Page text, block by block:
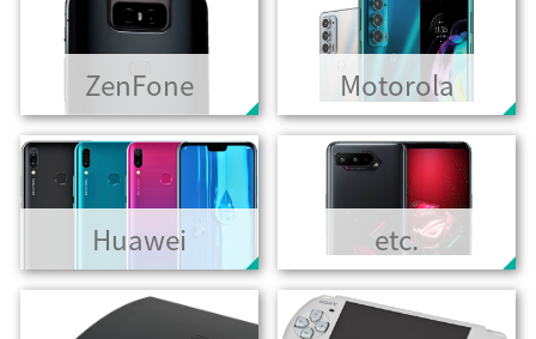
ZenFone Motorola
Huawei etc.